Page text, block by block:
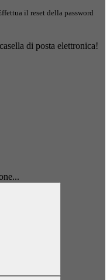
il reset della password
di posta elettronica!